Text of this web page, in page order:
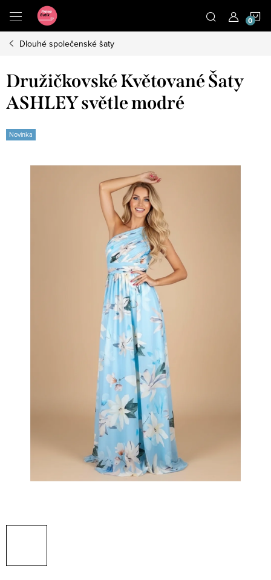
obsah
Dlouhé společenské šaty
Družičkovské Květované Šaty
ASHLEY světle modré
Novinka